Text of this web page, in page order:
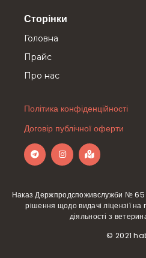
Сторінки
Головна
Прайс
Про нас
Політика конфіденційності
Договір публічної оферти
Наказ Держпродспоживслужби № 65
рішення щодо видачі ліцензії
діяльності з
© 2021